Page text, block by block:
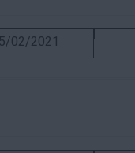
02/2021